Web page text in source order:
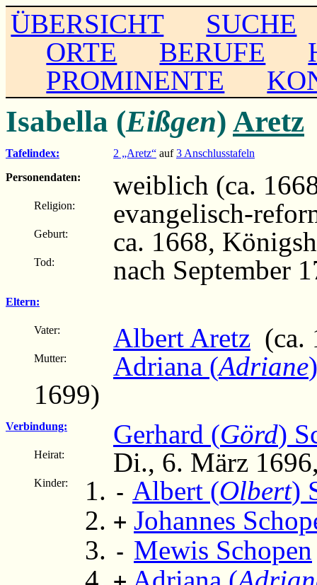
ÜBERSICHT
SUCHE
ORTE
BERUFE
PROMINENTE
Isabella (Eißgen) Aretz
Tafelindex: 2 „Aretz“ auf3 Anschlusstafeln
Personendaten:
weiblich (ca.
Religion: evangelisch-
Geburt: ca. 1668,
Tod: nach September
Eltern:
Vater: Albert Aretz (ca.
Mutter: Adriana (Adriane
1699)
Verbindung: Gerhard (Görd)
Heirat: Di., 6. März
Kinder: - Albert (Olbert)
+ Johannes
- Mewis Schopen